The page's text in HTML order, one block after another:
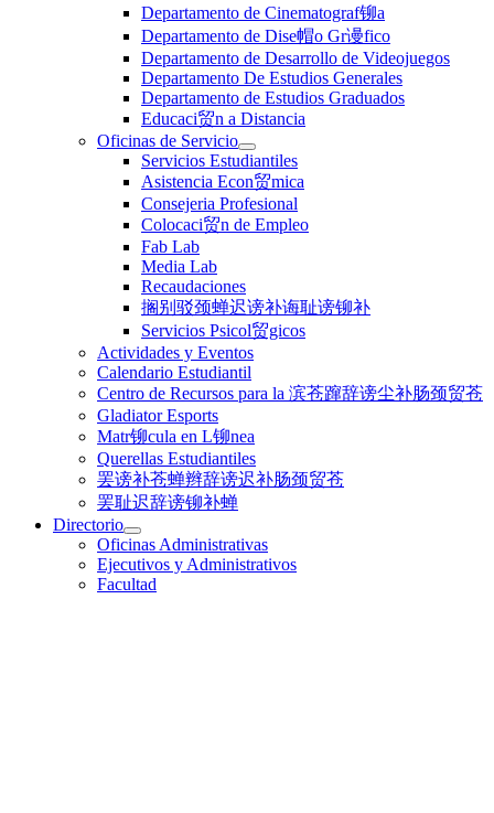
Departamento de Cinematograf铆a
Departamento de Dise帽o Gr谩fico
Departamento de Desarrollo de Videojuegos
Departamento De Estudios Generales
Departamento de Estudios Graduados
Educaci贸n a Distancia
Oficinas de Servicio
Servicios Estudiantiles
Asistencia Econ贸mica
Consejeria Profesional
Colocaci贸n de Empleo
Fab Lab
Media Lab
Recaudaciones
搁别驳颈蝉迟谤补诲耻谤铆补
Servicios Psicol贸gicos
Actividades y Eventos
Calendario Estudiantil
Centro de Recursos para la 滨苍蹿辞谤尘补肠颈贸苍
Gladiator Esports
Matr铆cula en L铆nea
Querellas Estudiantiles
罢谤补苍蝉辫辞谤迟补肠颈贸苍
罢耻迟辞谤铆补蝉
Directorio
Oficinas Administrativas
Ejecutivos y Administrativos
Facultad